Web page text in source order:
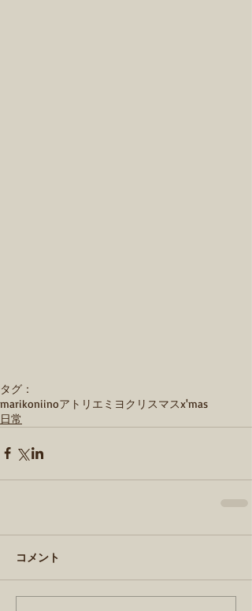
タグ：
marikoniinoアトリエミヨクリスマスx'mas
日常
コメント